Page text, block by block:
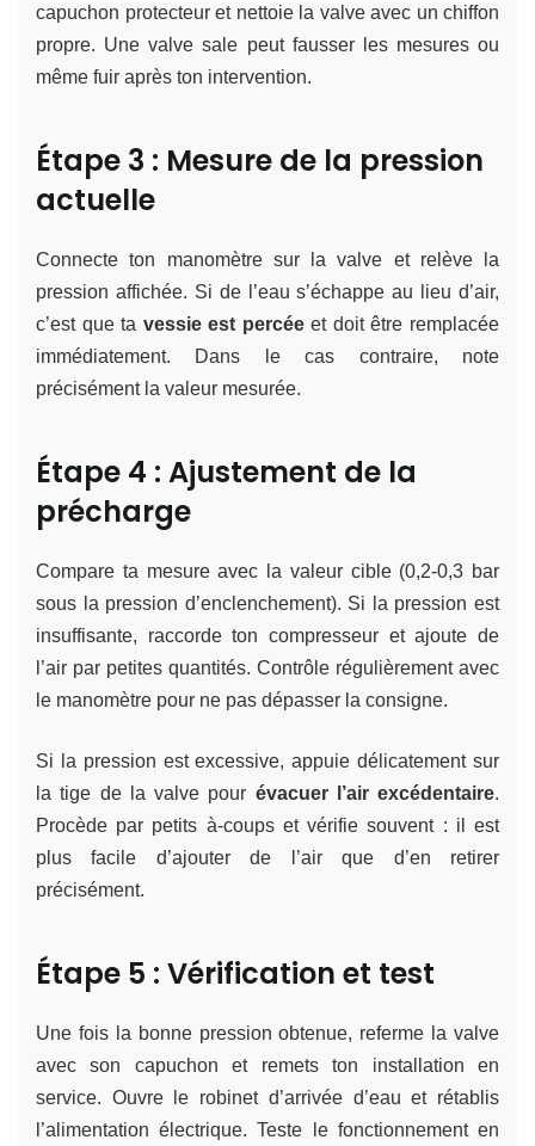
capuchon protecteur et nettoie la valve avec un chiffon
propre. Une valve sale peut fausser les mesures ou
même fuir après ton intervention.
Étape 3 : Mesure de la pression
actuelle
Connecte ton manomètre sur la valve et relève la
pression affichée. Si de l’eau s’échappe au lieu d’air,
c’est que ta vessie est percéeet doit être remplacée
immédiatement. Dans le cas contraire, note
précisément la valeur mesurée.
Étape 4 : Ajustement de la
précharge
Compare ta mesure avec la valeur cible (0,2-0,3 bar
sous la pression d’enclenchement). Si la pression est
insuffisante, raccorde ton compresseur et ajoute de
l’air par petites quantités. Contrôle régulièrement avec
le manomètre pour ne pas dépasser la consigne.
Si la pression est excessive, appuie délicatement sur
la tige de la valve pour évacuer l’air excédentaire.
Procède par petits à-coups et vérifie souvent : il est
plus facile d’ajouter de l’air que d’en retirer
précisément.
Étape 5 : Vérification et test
Une fois la bonne pression obtenue, referme la valve
avec son capuchon et remets ton installation en
service. Ouvre le robinet d’arrivée d’eau et rétablis
l’alimentation électrique. Teste le fonctionnement en